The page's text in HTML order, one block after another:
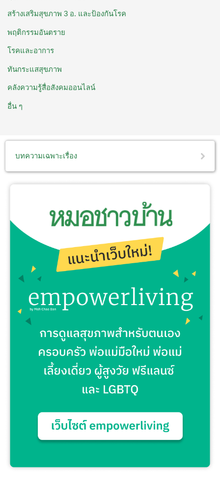
สร้างเสริมสุขภาพ 3 อ. ​และป้องกันโรค
พฤติกรรมอันตราย
โรคและอาการ
ทันกระแสสุขภาพ
คลังความรู้สื่อสังคมออนไลน์
อื่น ๆ
บทความเฉพาะเรื่อง